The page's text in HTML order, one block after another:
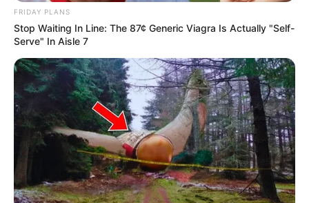
FRIDAY PLANS
Stop Waiting In Line: The 87¢ Generic Viagra Is Actually "Self-
Serve" In Aisle 7